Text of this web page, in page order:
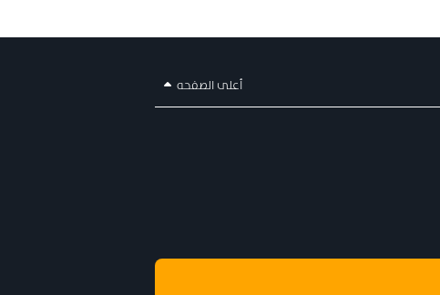
أعلى الصفحه